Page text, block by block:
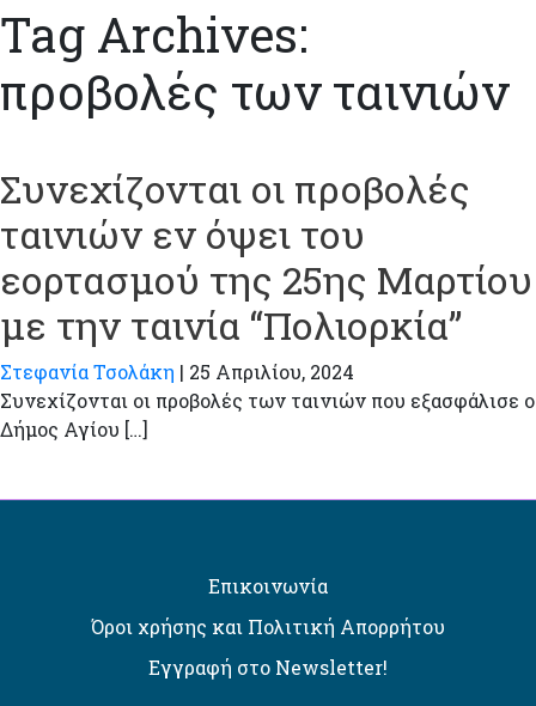
Tag Archives:
προβολές των ταινιών
Συνεχίζονται οι προβολές
ταινιών εν όψει του
εορτασμού της 25ης Μαρτίου
με την ταινία “Πολιορκία”
Στεφανία Τσολάκη | 25 Απριλίου, 2024
Συνεχίζονται οι προβολές των ταινιών που εξασφάλισε ο
Δήμος Αγίου […]
Επικοινωνία
Όροι χρήσης και Πολιτική Απορρήτου
Εγγραφή στο Newsletter!